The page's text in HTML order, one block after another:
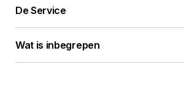
De Service
Wat is inbegrepen